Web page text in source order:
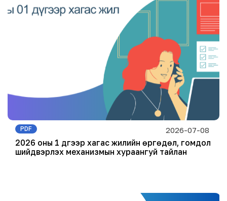
PDF
2026-07-08
2026 оны 1 дүгээр хагас жилийн өргөдөл, гомдол
шийдвэрлэх механизмын хураангуй тайлан